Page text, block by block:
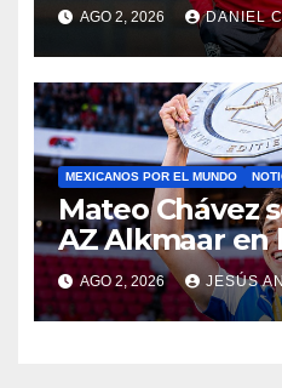
AGO 2, 2026 DANIEL
MEXICANOS POR EL MUNDO
Mateo Chávez
AZ Alkmaar en
de Países Bajos
AGO 2, 2026 JESÚS